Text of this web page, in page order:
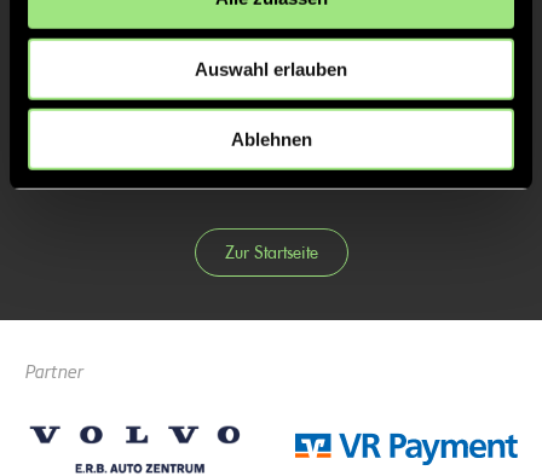
Auswahl erlauben
Ablehnen
4/4
Zur Startseite
Partner